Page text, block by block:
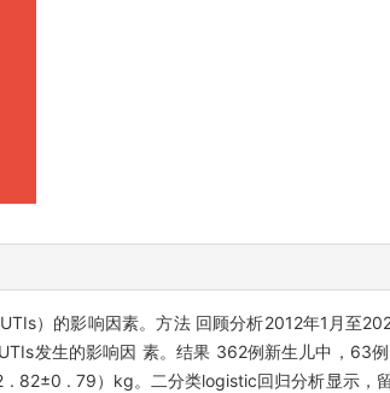
）的影响因素。方法 回顾分析2012年1月至
发生的影响因 素。结果 362例新生儿中，63
82±0 . 79）kg。二分类logistic回归分析显示，